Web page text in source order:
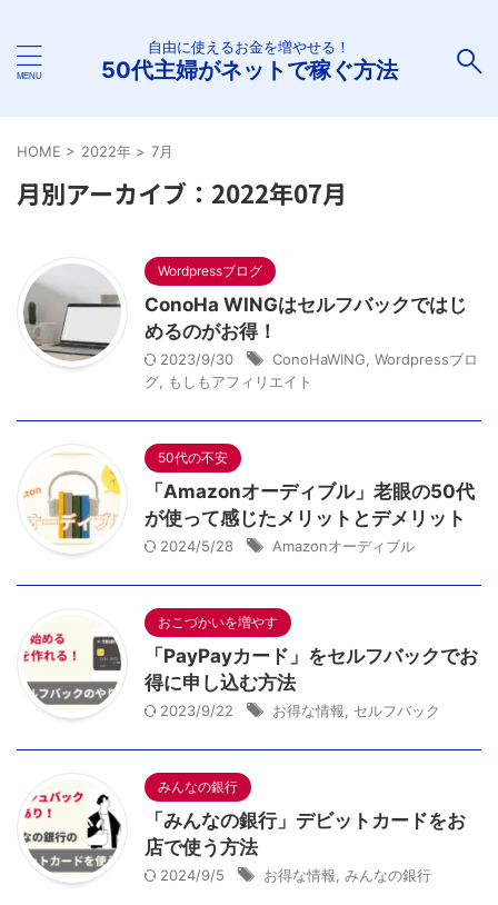
自由に使えるお金を増やせる！
50代主婦がネットで稼ぐ方法
HOME > 2022年 > 7月
月別アーカイブ：2022年07月
Wordpressブログ
ConoHa WINGはセルフバックではじ
めるのがお得！
2023/9/30 ConoHaWING Wordpressブロ
グ
もしもアフィリエイト
50代の不安
「Amazonオーディブル」老眼の50代
が使って感じたメリットとデメリット
2024/5/28 Amazonオーディブル
おこづかいを増やす
「PayPayカード」をセルフバックでお
得に申し込む方法
2023/9/22 お得な情報 セルフバック
みんなの銀行
「みんなの銀行」デビットカードをお
店で使う方法
2024/9/5 お得な情報 みんなの銀行